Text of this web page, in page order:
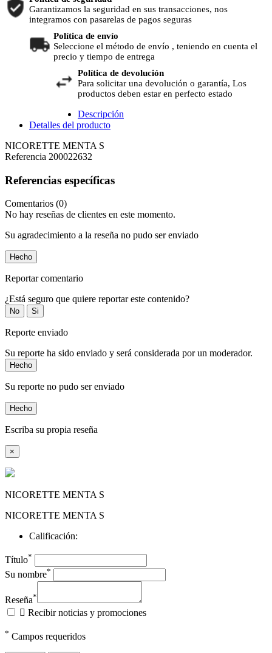
Garantizamos la seguridad en sus transacciones, nos
integramos con pasarelas de pagos seguras
Política de envío
Seleccione el método de envío , teniendo en cuenta el
precio y tiempo de entrega
Política de devolución
Para solicitar una devolución o garantía, Los
productos deben estar en perfecto estado
Descripción
Detalles del producto
NICORETTE MENTA S
Referencia 200022632
Referencias específicas
Comentarios (0)
No hay reseñas de clientes en este momento.
Su agradecimiento a la reseña no pudo ser enviado
Hecho
Reportar comentario
¿Está seguro que quiere reportar este contenido?
No Si
Reporte enviado
Su reporte ha sido enviado y será considerada por un moderador.
Hecho
Su reporte no pudo ser enviado
Hecho
Escriba su propia reseña
×
NICORETTE MENTA S
NICORETTE MENTA S
Calificación:
Título*
Su nombre*
Reseña*
 Recibir noticias y promociones
* Campos requeridos